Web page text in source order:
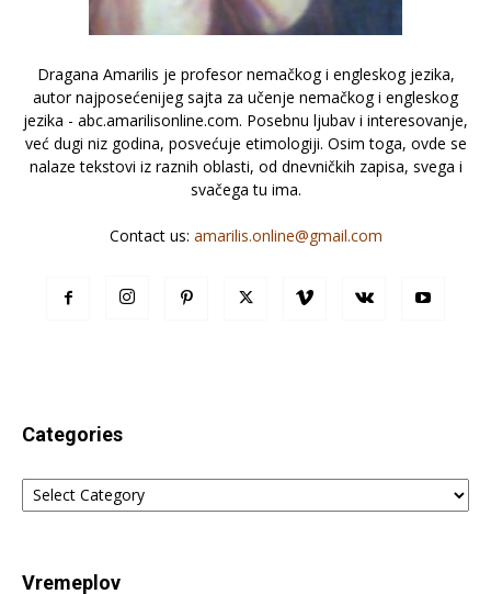
Dragana Amarilis je profesor nemačkog i engleskog jezika,
autor najposećenijeg sajta za učenje nemačkog i engleskog
jezika - abc.amarilisonline.com. Posebnu ljubav i interesovanje,
već dugi niz godina, posvećuje etimologiji. Osim toga, ovde se
nalaze tekstovi iz raznih oblasti, od dnevničkih zapisa, svega i
svačega tu ima.
Contact us: amarilis.online@gmail.com
Categories
Categories
Vremeplov